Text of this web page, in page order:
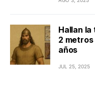
Hallan
2
años
JUL 25, 2025